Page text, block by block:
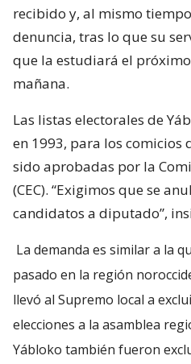
recibido y, al mismo
denuncia, tras lo que su
que la estudiará el
mañana.
Las listas electorales de
en 1993, para los comicios
sido aprobadas por la
(CEC). “Exigimos que se
candidatos a diputado”,
La demanda es similar a la
pasado en la región
llevó al Supremo local a
elecciones a la asamblea
Yábloko también fueron